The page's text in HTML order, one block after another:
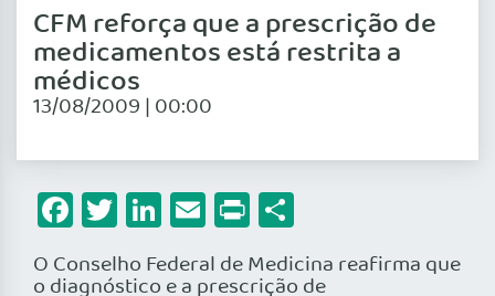
CFM reforça que a prescrição de
medicamentos está restrita a
médicos
13/08/2009 | 00:00
Facebook
Twitter
LinkedIn
Email
Print
O Conselho Federal de Medicina reafirma que
o diagnóstico e a prescrição de